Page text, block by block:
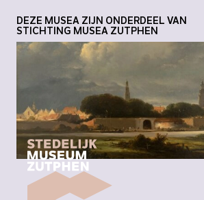
DEZE MUSEA ZIJN ONDERDEEL VAN
STICHTING MUSEA ZUTPHEN